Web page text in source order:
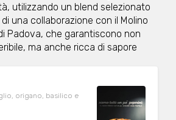
utilizzando un blend selezionato
una collaborazione con il Molino
Padova, che garantiscono non
ma anche ricca di sapore
origano, basilico e